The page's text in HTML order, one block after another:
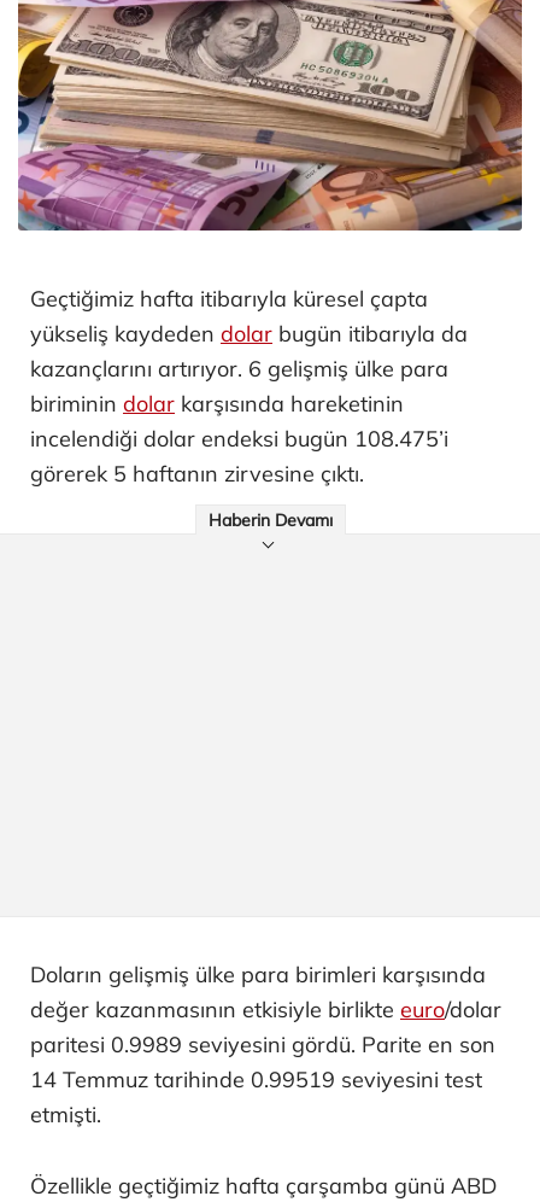
Geçtiğimiz hafta itibarıyla küresel çapta
yükseliş kaydeden dolar bugün itibarıyla da
kazançlarını artırıyor. 6 gelişmiş ülke para
biriminin dolar karşısında hareketinin
incelendiği dolar endeksi bugün 108.475’i
görerek 5 haftanın zirvesine çıktı.
Haberin Devamı
Doların gelişmiş ülke para birimleri karşısında
değer kazanmasının etkisiyle birlikte euro/dolar
paritesi 0.9989 seviyesini gördü. Parite en son
14 Temmuz tarihinde 0.99519 seviyesini test
etmişti.
Özellikle geçtiğimiz hafta çarşamba günü ABD